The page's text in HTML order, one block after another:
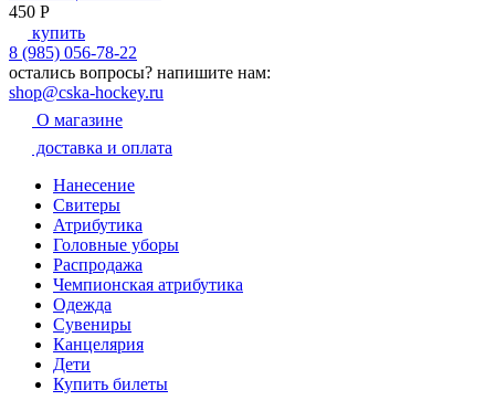
450 P
купить
8 (985) 056-78-22
остались вопросы? напишите нам:
shop@cska-hockey.ru
О магазине
доставка и оплата
Нанесение
Свитеры
Атрибутика
Головные уборы
Распродажа
Чемпионская атрибутика
Одежда
Сувениры
Канцелярия
Дети
Купить билеты